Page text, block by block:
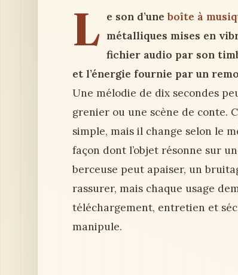
L e son d’uneboîte à
métalliques mises en
fichier audio par son
et l’énergie fournie par un
Une mélodie de dix secondes
grenier ou une scène de conte.
simple, mais il change selon le
façon dont l’objet résonne sur
berceuse peut apaiser, un
rassurer, mais chaque usage
téléchargement, entretien et
manipule.